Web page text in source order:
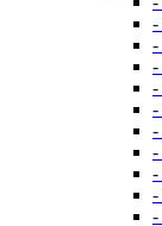
-
-
-
-
-
-
-
-
-
-